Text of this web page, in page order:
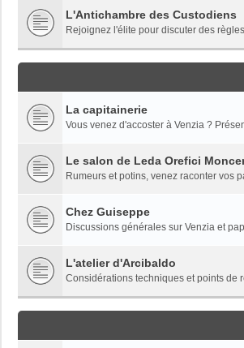
L'Antichambre des Custodiens
Rejoignez l'élite pour discuter des
La capitainerie
Vous venez d'accoster à Venzia ?
Le salon de Leda Orefici
Rumeurs et potins, venez raconter vos
Chez Guiseppe
Discussions générales sur Venzia et
L'atelier d'Arcibaldo
Considérations techniques et points de